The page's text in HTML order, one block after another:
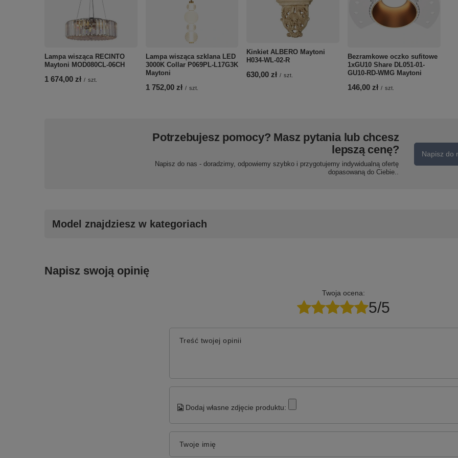
Lampa wisząca RECINTO
Maytoni MOD080CL-06CH
1 674,00 zł / szt.
Lampa wisząca szklana LED
3000K Collar P069PL-L17G3K
Maytoni
1 752,00 zł / szt.
Kinkiet ALBERO Maytoni
H034-WL-02-R
630,00 zł / szt.
Bezramkowe oczko sufitowe
1xGU10 Share DL051-01-
GU10-RD-WMG Maytoni
146,00 zł / szt.
Potrzebujesz pomocy? Masz pytania lub chcesz
lepszą cenę?
Napisz do nas - doradzimy, odpowiemy szybko i przygotujemy indywidualną ofertę
dopasowaną do Ciebie..
Napisz do
Model znajdziesz w kategoriach
Napisz swoją opinię
Twoja ocena:
5/5
Treść twojej opinii
Dodaj własne zdjęcie produktu:
Twoje imię